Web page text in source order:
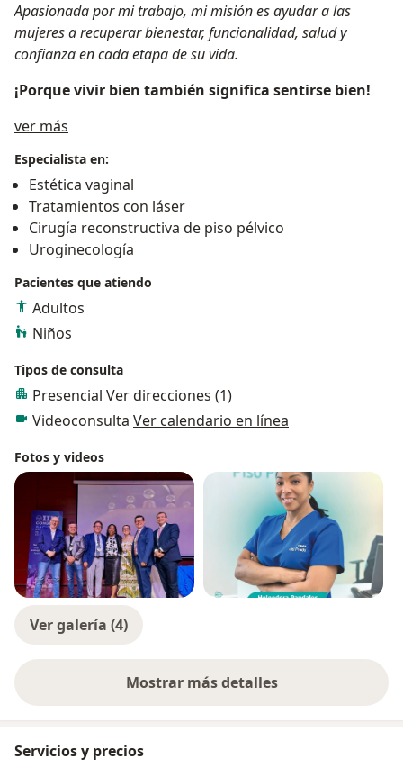
Apasionada por mi trabajo, mi misión es ayudar a las
mujeres a recuperar bienestar, funcionalidad, salud y
confianza en cada etapa de su vida.
¡Porque vivir bien también significa sentirse bien!
ver más
Especialista en:
Estética vaginal
Tratamientos con láser
Cirugía reconstructiva de piso pélvico
Uroginecología
Pacientes que atiendo
Adultos
Niños
Tipos de consulta
Presencial Ver direcciones (1)
Videoconsulta Ver calendario en línea
Fotos y videos
Ver galería (4)
Mostrar más detalles
sobre la experiencia
Servicios y precios